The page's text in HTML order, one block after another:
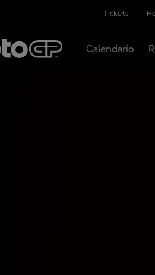
Tickets
Calendario